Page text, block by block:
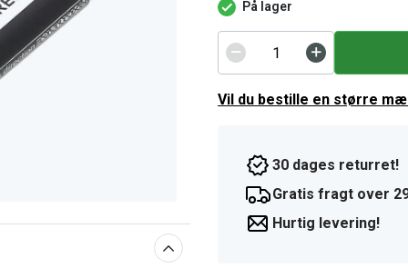
På lager
Vil du bestille en større
30 dages returret!
Gratis fragt over
Hurtig levering!